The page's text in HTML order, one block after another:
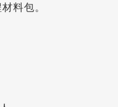
料包。